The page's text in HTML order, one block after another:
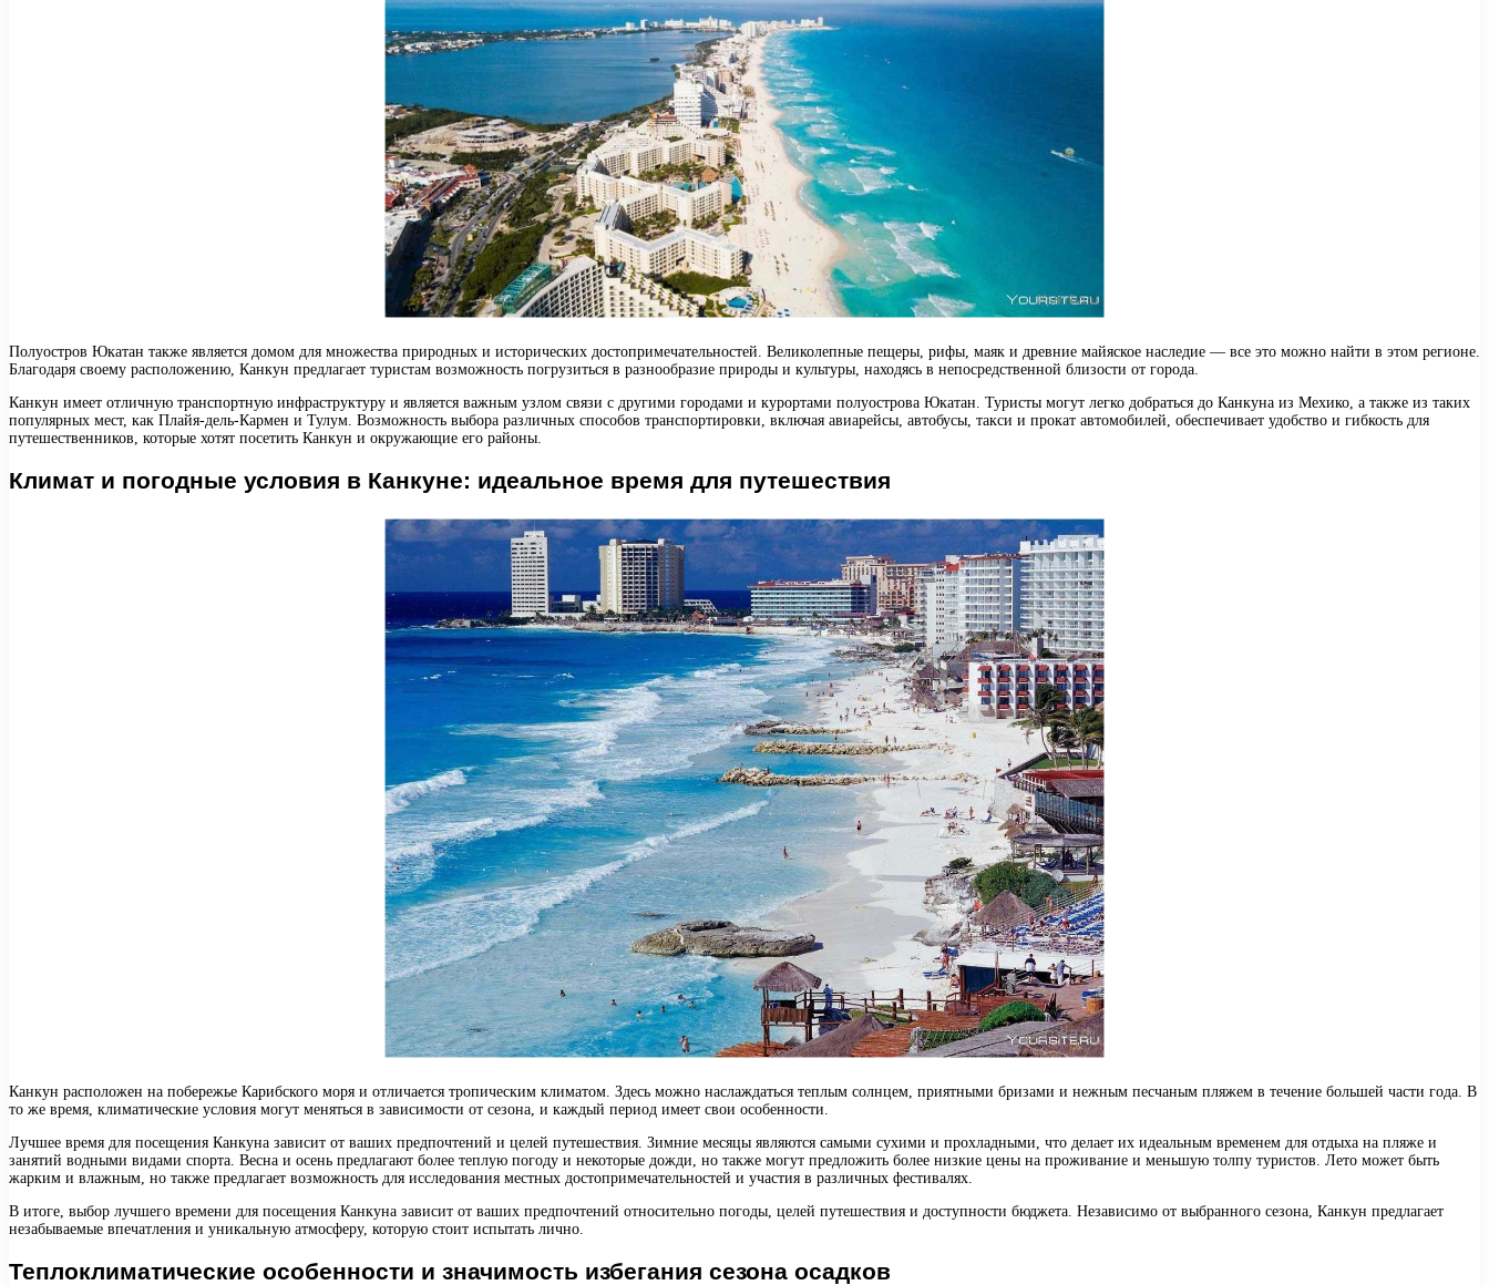
Полуостров Юкатан также является домом для множества природных и исторических достопримечательностей. Великолепные пещеры, рифы, маяк и древние майяское наследие — все это можно найти в этом регионе.
Благодаря своему расположению, Канкун предлагает туристам возможность погрузиться в разнообразие природы и культуры, находясь в непосредственной близости от города.
Канкун имеет отличную транспортную инфраструктуру и является важным узлом связи с другими городами и курортами полуострова Юкатан. Туристы могут легко добраться до Канкуна из Мехико, а также из таких
популярных мест, как Плайя-дель-Кармен и Тулум. Возможность выбора различных способов транспортировки, включая авиарейсы, автобусы, такси и прокат автомобилей, обеспечивает удобство и гибкость для
путешественников, которые хотят посетить Канкун и окружающие его районы.
Климат и погодные условия в Канкуне: идеальное время для путешествия
Канкун расположен на побережье Карибского моря и отличается тропическим климатом. Здесь можно наслаждаться теплым солнцем, приятными бризами и нежным песчаным пляжем в течение большей части года. В
то же время, климатические условия могут меняться в зависимости от сезона, и каждый период имеет свои особенности.
Лучшее время для посещения Канкуна зависит от ваших предпочтений и целей путешествия. Зимние месяцы являются самыми сухими и прохладными, что делает их идеальным временем для отдыха на пляже и
занятий водными видами спорта. Весна и осень предлагают более теплую погоду и некоторые дожди, но также могут предложить более низкие цены на проживание и меньшую толпу туристов. Лето может быть
жарким и влажным, но также предлагает возможность для исследования местных достопримечательностей и участия в различных фестивалях.
В итоге, выбор лучшего времени для посещения Канкуна зависит от ваших предпочтений относительно погоды, целей путешествия и доступности бюджета. Независимо от выбранного сезона, Канкун предлагает
незабываемые впечатления и уникальную атмосферу, которую стоит испытать лично.
Теплоклиматические особенности и значимость избегания сезона осадков